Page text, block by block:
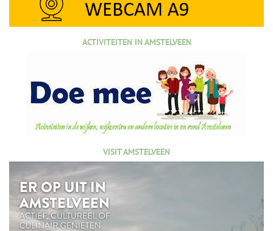
ACTIVITEITEN IN AMSTELVEEN
VISIT AMSTELVEEN